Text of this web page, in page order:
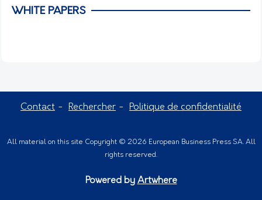
WHITE PAPERS
Contact Rechercher Politique de confidentialité
All material on this site Copyright © 2026 European Business Press SA. All
rights reserved.
Powered by Artwhere